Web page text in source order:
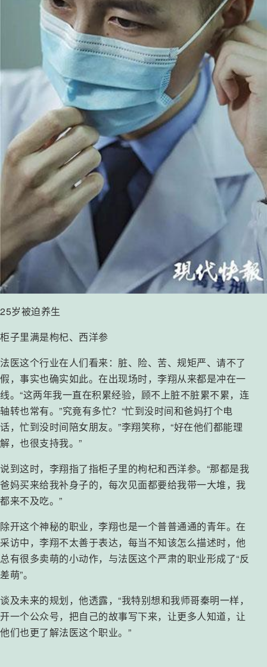
25岁被迫养生
柜子里满是枸杞、西洋参
法医这个行业在人们看来：脏、险、苦、规矩严、请不了
假，事实也确实如此。在出现场时，李翔从来都是冲在一
线。“这两年我一直在积累经验，顾不上脏不脏累不累，连
轴转也常有。”究竟有多忙？“忙到没时间和爸妈打个电
话，忙到没时间陪女朋友。”李翔笑称，“好在他们都能理
解，也很支持我。”
说到这时，李翔指了指柜子里的枸杞和西洋参。“那都是我
爸妈买来给我补身子的，每次见面都要给我带一大堆，我
都来不及吃。”
除开这个神秘的职业，李翔也是一个普普通通的青年。在
采访中，李翔不太善于表达，每当不知该怎么描述时，他
总有很多卖萌的小动作，与法医这个严肃的职业形成了“反
差萌”。
谈及未来的规划，他透露，“我特别想和我师哥秦明一样，
开一个公众号，把自己的故事写下来，让更多人知道，让
他们也更了解法医这个职业。”